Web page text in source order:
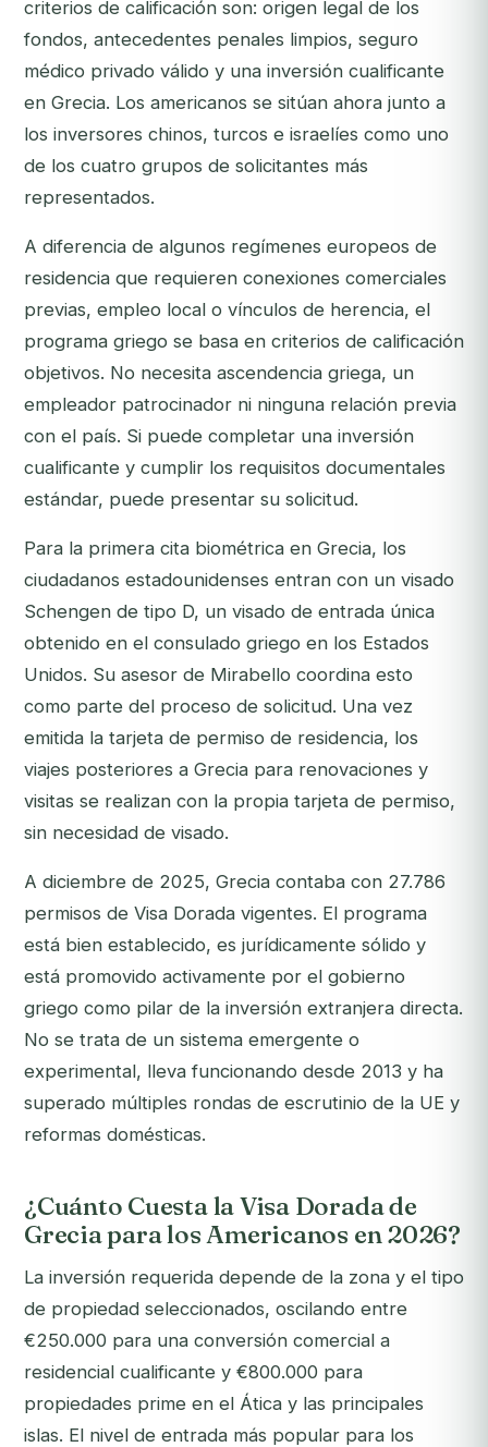
criterios de calificación son: origen legal de los
fondos, antecedentes penales limpios, seguro
médico privado válido y una inversión cualificante
en Grecia. Los americanos se sitúan ahora junto a
los inversores chinos, turcos e israelíes como uno
de los cuatro grupos de solicitantes más
representados.
A diferencia de algunos regímenes europeos de
residencia que requieren conexiones comerciales
previas, empleo local o vínculos de herencia, el
programa griego se basa en criterios de calificación
objetivos. No necesita ascendencia griega, un
empleador patrocinador ni ninguna relación previa
con el país. Si puede completar una inversión
cualificante y cumplir los requisitos documentales
estándar, puede presentar su solicitud.
Para la primera cita biométrica en Grecia, los
ciudadanos estadounidenses entran con un visado
Schengen de tipo D, un visado de entrada única
obtenido en el consulado griego en los Estados
Unidos. Su asesor de Mirabello coordina esto
como parte del proceso de solicitud. Una vez
emitida la tarjeta de permiso de residencia, los
viajes posteriores a Grecia para renovaciones y
visitas se realizan con la propia tarjeta de permiso,
sin necesidad de visado.
A diciembre de 2025, Grecia contaba con 27.786
permisos de Visa Dorada vigentes. El programa
está bien establecido, es jurídicamente sólido y
está promovido activamente por el gobierno
griego como pilar de la inversión extranjera directa.
No se trata de un sistema emergente o
experimental, lleva funcionando desde 2013 y ha
superado múltiples rondas de escrutinio de la UE y
reformas domésticas.
¿Cuánto Cuesta la Visa Dorada de
Grecia para los Americanos en 2026?
La inversión requerida depende de la zona y el tipo
de propiedad seleccionados, oscilando entre
€250.000 para una conversión comercial a
residencial cualificante y €800.000 para
propiedades prime en el Ática y las principales
islas. El nivel de entrada más popular para los